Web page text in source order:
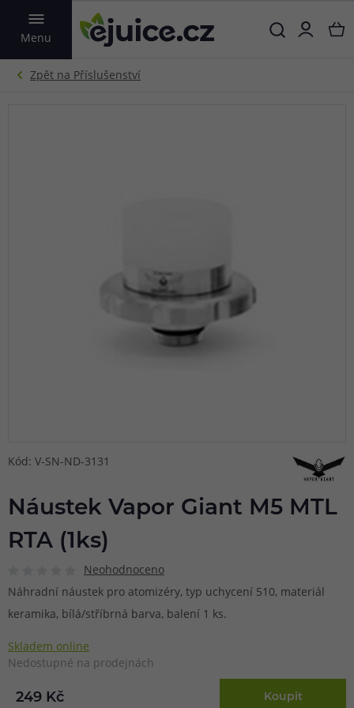
Menu
VYHLEDAT
Kód: V-SN-ND-3131
Náustek Vapor Giant M5 MTL
RTA (1ks)
Neohodnoceno
Náhradní náustek pro atomizéry, typ uchycení 510, materiál
keramika, bílá/stříbrná barva, balení 1 ks.
Skladem online
Nedostupné na prodejnách
249 Kč Koupit